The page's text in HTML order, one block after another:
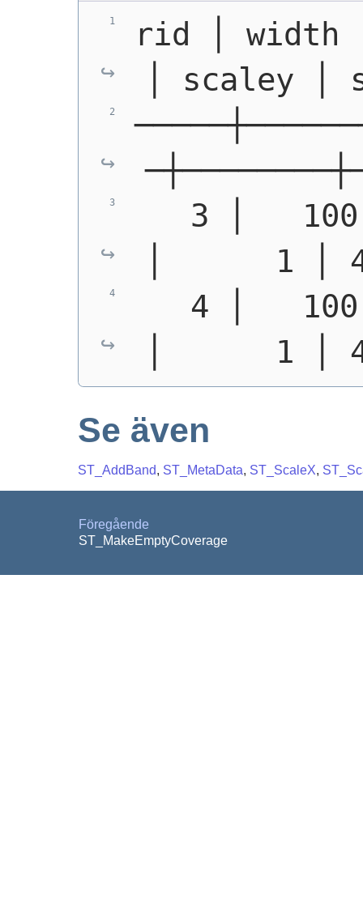
rid │ width
│ scaley │
3 │
│      1 │
4 │
│      1 │
Se även
ST_AddBand, ST_MetaData, ST_ScaleX,
Föregående
ST_MakeEmptyCoverage